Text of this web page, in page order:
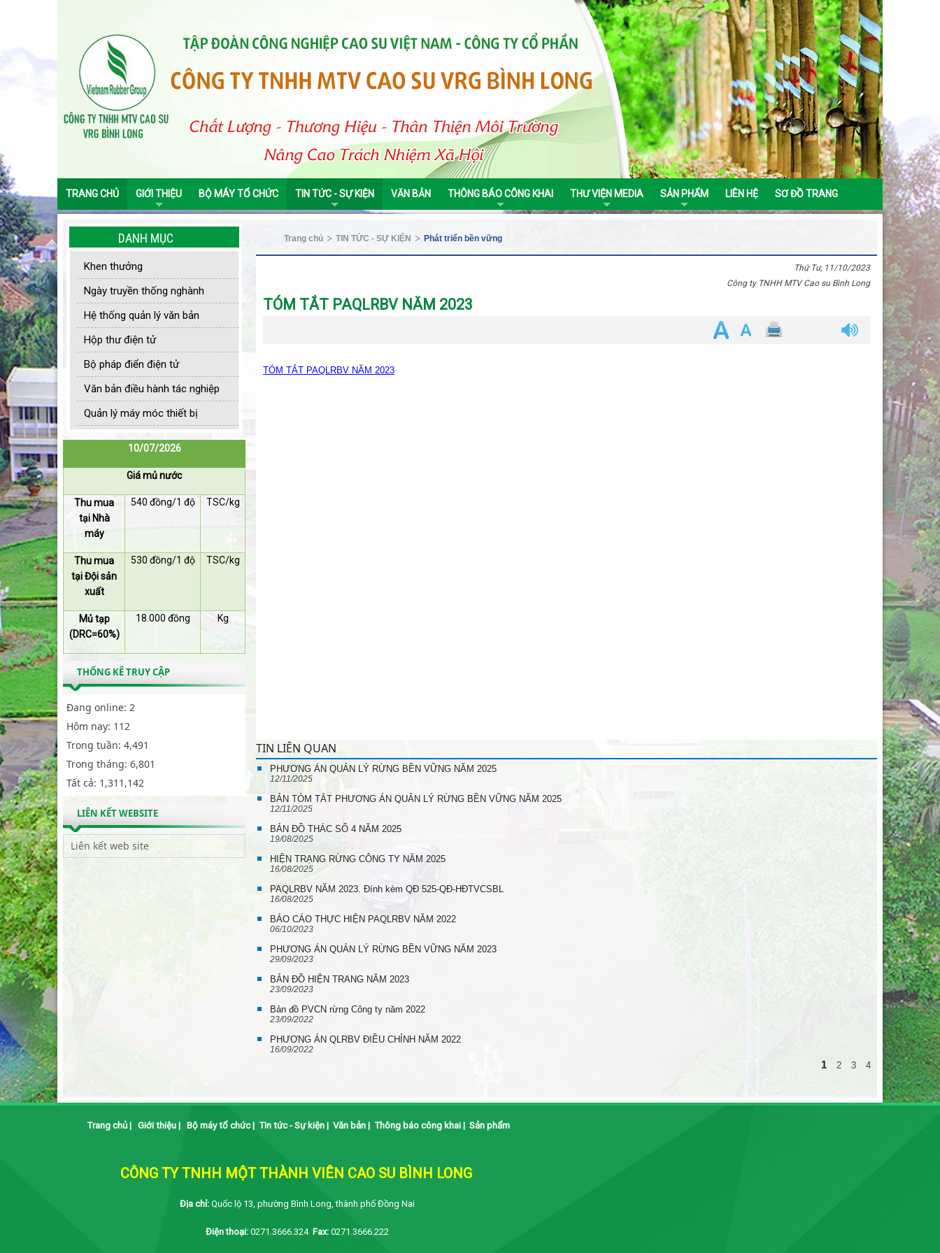
TRANG CHỦ GIỚI THIỆU BỘ MÁY TỔ CHỨC TIN TỨC - SỰ KIỆN VĂN BẢN THÔNG BÁO CÔNG KHAI THƯ VIỆN MEDIA SẢN PHẨM LIÊN HỆ SƠ ĐỒ TRANG
DANH MỤC
Khen thưởng
Ngày truyền thống nghành
Hệ thống quản lý văn bản
Hộp thư điện tử
Bộ pháp điển điện tử
Văn bản điều hành tác nghiệp
Quản lý máy móc thiết bị
10/07/2026
Giá mủ nước
Thu mua
tại Nhà
máy
540 đồng/1 độ TSC/kg
Thu mua
tại Đội sản
xuất
530 đồng/1 độ TSC/kg
Mủ tạp
(DRC=60%)
18.000 đồng Kg
THỐNG KÊ TRUY CẬP
Đang online: 2
Hôm nay: 112
Trong tuần: 4,491
Trong tháng: 6,801
Tất cả: 1,311,142
LIÊN KẾT WEBSITE
Trang chủ TIN TỨC - SỰ KIỆN Phát triển bền vững
Thứ Tư, 11/10/2023
Công ty TNHH MTV Cao su Bình Long
TÓM TẮT PAQLRBV NĂM 2023
TÓM TẮT PAQLRBV NĂM 2023
TIN LIÊN QUAN
PHƯƠNG ÁN QUẢN LÝ RỪNG BỀN VỮNG NĂM 2025
12/11/2025
BẢN TÓM TẮT PHƯƠNG ÁN QUẢN LÝ RỪNG BỀN VỮNG NĂM 2025
12/11/2025
BẢN ĐỒ THÁC SỐ 4 NĂM 2025
19/08/2025
HIỆN TRẠNG RỪNG CÔNG TY NĂM 2025
16/08/2025
PAQLRBV NĂM 2023. Đính kèm QĐ 525-QĐ-HĐTVCSBL
16/08/2025
BÁO CÁO THỰC HIỆN PAQLRBV NĂM 2022
06/10/2023
PHƯƠNG ÁN QUẢN LÝ RỪNG BỀN VỮNG NĂM 2023
29/09/2023
BẢN ĐỒ HIỆN TRANG NĂM 2023
23/09/2023
Bản đồ PVCN rừng Công ty năm 2022
23/09/2022
PHƯƠNG ÁN QLRBV ĐIỀU CHỈNH NĂM 2022
16/09/2022
1 2 3 4
Trang chủ| Giới thiệu| Bộ máy tổ chức| Tin tức - Sự kiện| Văn bản| Thông báo công khai| Sản phẩm
CÔNG TY TNHH MỘT THÀNH VIÊN CAO SU BÌNH LONG
Địa chỉ: Quốc lộ 13, phường Bình Long, thành phố Đồng Nai
Điện thoại:0271.3666.324 Fax: 0271.3666.222